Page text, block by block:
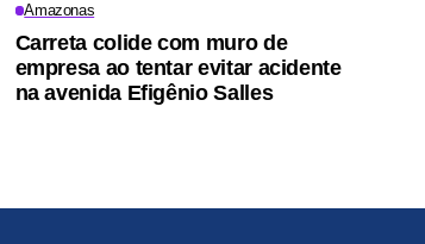
Amazonas
Carreta colide com muro de
empresa ao tentar evitar acidente
na avenida Efigênio Salles